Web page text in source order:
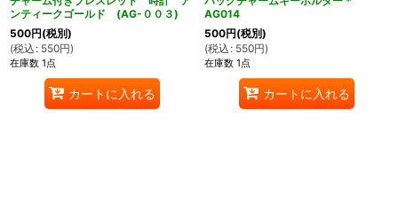
ンティークゴールド (AG-００３)
500円(税別)
(税込 : 550円)
在庫数 1点
カートに入れる
AG014
500円(税別)
(税込 : 550円)
在庫数 1点
カートに入れる